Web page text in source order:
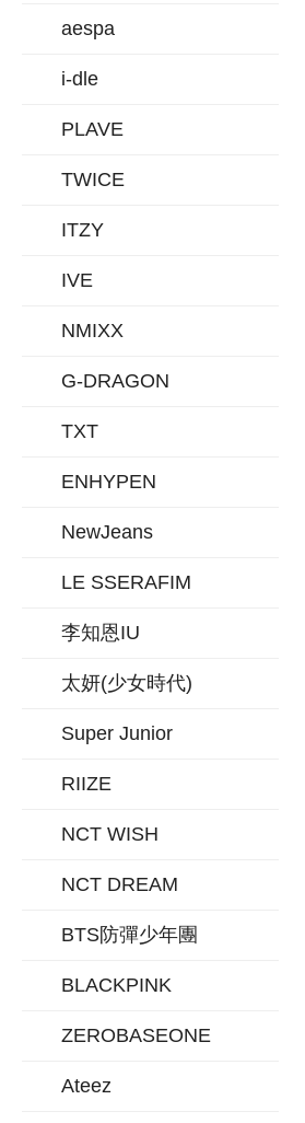
aespa
i-dle
PLAVE
TWICE
ITZY
IVE
NMIXX
G-DRAGON
TXT
ENHYPEN
NewJeans
LE SSERAFIM
李知恩IU
太妍(少女時代)
Super Junior
RIIZE
NCT WISH
NCT DREAM
BTS防彈少年團
BLACKPINK
ZEROBASEONE
Ateez